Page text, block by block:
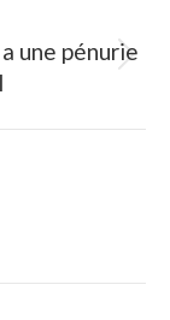
une pénurie